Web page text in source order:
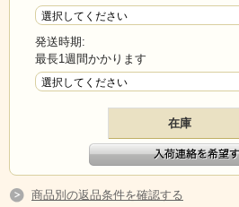
発送時期:
最長1週間かかります
在庫
商品別の返品条件を確認する